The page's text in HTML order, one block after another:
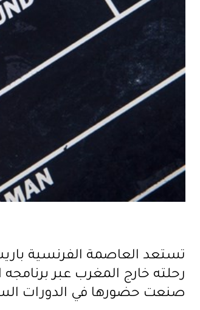
تستعد العاصمة الفرنسية
رحلته خارج المغرب عبر
صنعت حضورها في الدورات